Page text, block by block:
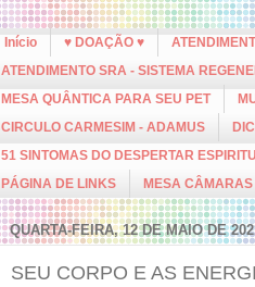
Início ♥ DOAÇÃO ♥
ATENDIMENTO SRA - SISTEMA
MESA QUÂNTICA PARA SEU PET
CIRCULO CARMESIM - ADAMUS
51 SINTOMAS DO DESPERTAR
PÁGINA DE LINKS
MESA
QUARTA-FEIRA, 12 DE MAIO DE
SEU CORPO E AS